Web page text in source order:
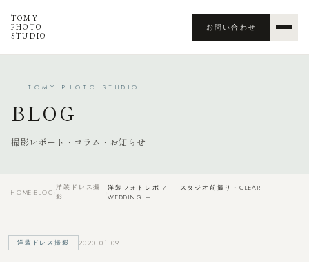
TOMY
PHOTO
STUDIO
お問い合わせ
TOMY PHOTO STUDIO
BLOG
撮影レポート・コラム・お知らせ
HOME ›BLOG ›
洋装ドレス撮
影
洋装フォトレポ / – スタジオ前撮り・CLEAR
WEDDING –
洋装ドレス撮影 2020.01.09